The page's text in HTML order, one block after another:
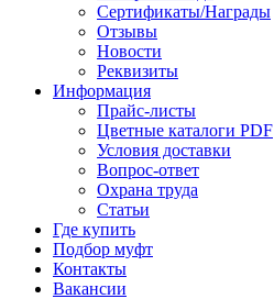
Сертификаты/Награды
Отзывы
Новости
Реквизиты
Информация
Прайс-листы
Цветные каталоги PDF
Условия доставки
Вопрос-ответ
Охрана труда
Статьи
Где купить
Подбор муфт
Контакты
Вакансии